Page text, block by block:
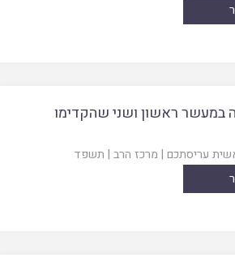
במעשר ראשון ושני שהקדימו
עריסתכם | מרכז הרב | תשפד